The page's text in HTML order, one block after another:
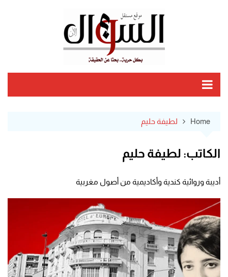
Home لطيفة حليم
الكاتب: لطيفة حليم
أديبة وروائية كندية وأكاديمية من أصول مغربية